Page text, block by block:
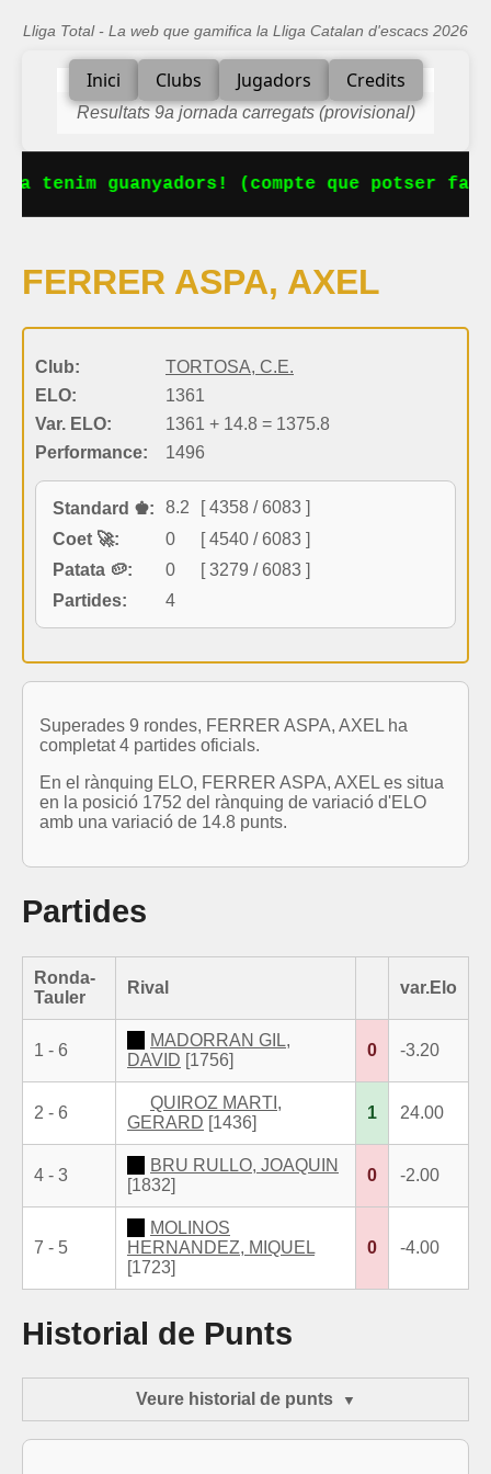
Lliga Total - La web que gamifica la Lliga Catalan d'escacs 2026
Inici Clubs Jugadors Credits
Resultats 9a jornada carregats (provisional)
tenim guanyadors! (compte que potser
FERRER ASPA, AXEL
Club:
TORTOSA, C.E.
ELO:
1361
Var. ELO:
1361 + 14.8 = 1375.8
Performance:
1496
Standard ♚: 8.2
[ 4358 / 6083 ]
Coet 🚀:
0
[ 4540 / 6083 ]
Patata 🥔:
0
[ 3279 / 6083 ]
Partides:
4
Superades 9 rondes, FERRER ASPA, AXEL ha
completat 4 partides oficials.
En el rànquing ELO, FERRER ASPA, AXEL es situa
en la posició 1752 del rànquing de variació d'ELO
amb una variació de 14.8 punts.
Partides
Ronda-
Tauler
Rival var.Elo
1 - 6
MADORRAN GIL,
DAVID [1756]
0 -3.20
2 - 6
QUIROZ MARTI,
GERARD [1436]
1 24.00
4 - 3
BRU RULLO, JOAQUIN
[1832]
0 -2.00
7 - 5
MOLINOS
HERNANDEZ, MIQUEL
[1723]
0 -4.00
Historial de Punts
Veure historial de punts